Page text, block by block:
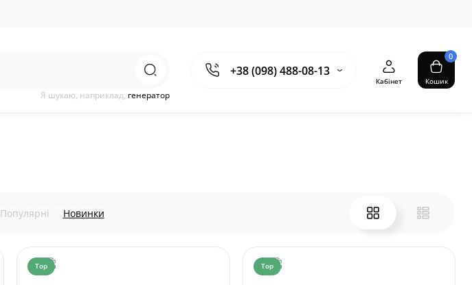
+38 (098) 488-08-13
Я шукаю, наприклад, генератор
Кабінет
0
Кошик
Популярні Новинки
Top Top